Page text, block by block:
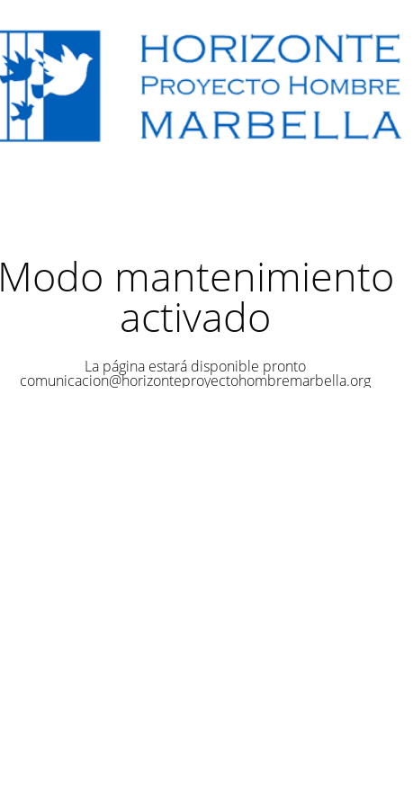
Modo mantenimiento
activado
La página estará disponible pronto
comunicacion@horizonteproyectohombremarbella.org